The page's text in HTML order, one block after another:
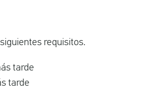
requisitos.
tarde
tarde